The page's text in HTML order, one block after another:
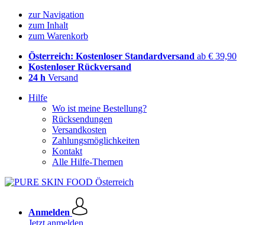
zur Navigation
zum Inhalt
zum Warenkorb
Österreich: Kostenloser Standardversand ab € 39,90
Kostenloser Rückversand
24 h Versand
Hilfe
Wo ist meine Bestellung?
Rücksendungen
Versandkosten
Zahlungsmöglichkeiten
Kontakt
Alle Hilfe-Themen
Anmelden
Jetzt anmelden